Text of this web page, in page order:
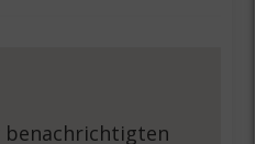
benachrichtigten